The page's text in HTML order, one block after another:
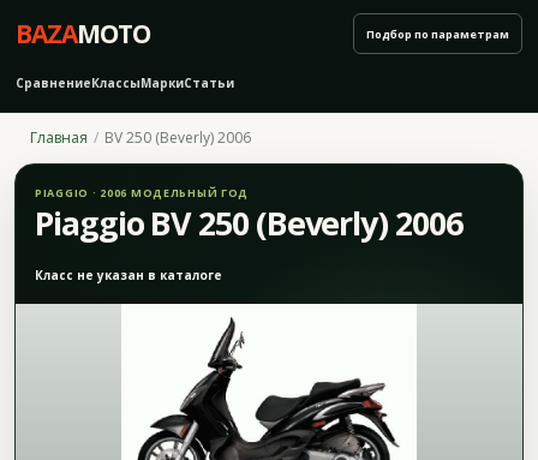
BAZAMOTO
СравнениеКлассыМаркиСтатьи
Подбор по параметрам
Главная BV 250 (Beverly) 2006
PIAGGIO · 2006 МОДЕЛЬНЫЙ ГОД
Piaggio BV 250 (Beverly) 2006
Класс не указан в каталоге